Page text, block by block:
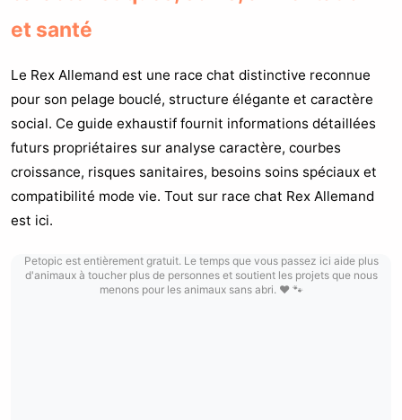
et santé
Le Rex Allemand est une race chat distinctive reconnue
pour son pelage bouclé, structure élégante et caractère
social. Ce guide exhaustif fournit informations détaillées
futurs propriétaires sur analyse caractère, courbes
croissance, risques sanitaires, besoins soins spéciaux et
compatibilité mode vie. Tout sur race chat Rex Allemand
est ici.
Petopic est entièrement gratuit. Le temps que vous passez ici aide plus
d'animaux à toucher plus de personnes et soutient les projets que nous
menons pour les animaux sans abri. ❤️ 🐾